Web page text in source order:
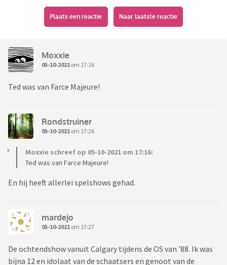
Plaats een reactie Naar laatste reactie
Moxxie
05-10-2021 om 17:16
Ted was van Farce Majeure!
Rondstruiner
05-10-2021 om 17:26
Moxxie schreef op 05-10-2021 om 17:16:
Ted was van Farce Majeure!
En hij heeft allerlei spelshows gehad.
mardejo
05-10-2021 om 17:27
De ochtendshow vanuit Calgary tijdens de OS van '88. Ik was
bijna 12 en idolaat van de schaatsers en genoot van de